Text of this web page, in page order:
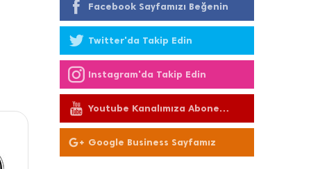
Facebook Sayfamızı Beğenin
Twitter'da Takip Edin
Instagram'da Takip Edin
Youtube Kanalımıza Abone
Olun
Google Business Sayfamız